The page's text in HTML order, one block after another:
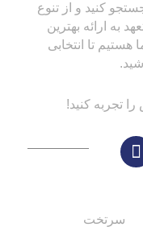
کنید و از تنوع
به ارائه بهترین
تا انتخابی
تجربه کنید!
سرتخت